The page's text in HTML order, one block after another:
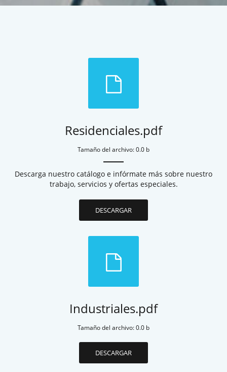
Residenciales.pdf
Tamaño del archivo: 0.0 b
Descarga nuestro catálogo e infórmate más sobre nuestro
trabajo, servicios y ofertas especiales.
DESCARGAR
Industriales.pdf
Tamaño del archivo: 0.0 b
DESCARGAR